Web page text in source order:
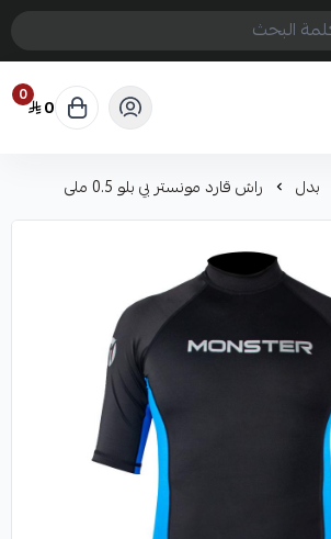
0 0
بدل راش قارد مونستر بي بلو 0.5 ملى